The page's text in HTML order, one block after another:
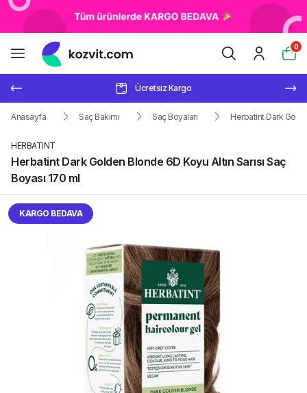
0
Ücretsiz Kargo
Anasayfa Saç Bakımı Saç Boyaları Herbatint Dark
HERBATINT
Herbatint Dark Golden Blonde 6D Koyu Altın Sarısı Saç
Boyası 170 ml
KARGO BEDAVA